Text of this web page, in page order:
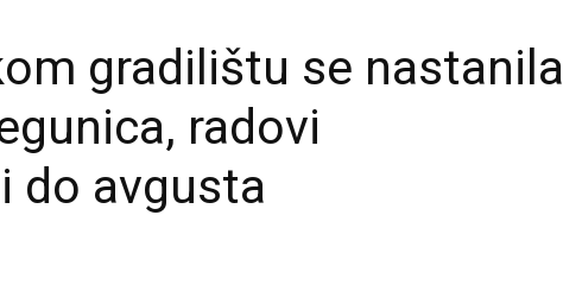
gradilištu se nastanila
radovi
do avgusta